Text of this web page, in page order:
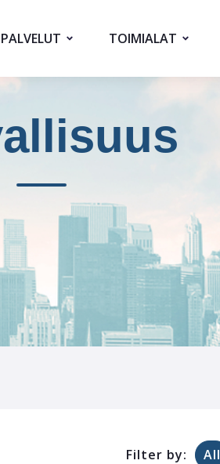
PALVELUT TOIMIALAT
Filter by: All